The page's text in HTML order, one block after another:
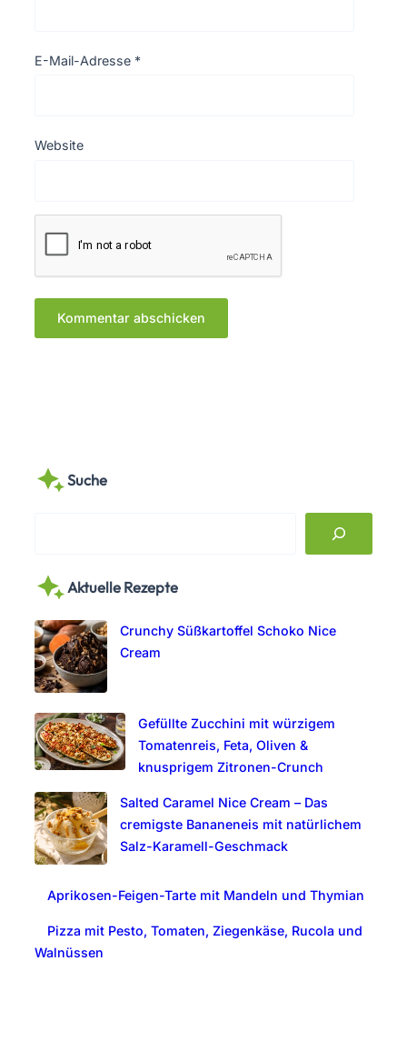
E-Mail-Adresse *
Website
Suche
r
h
Aktuelle Rezepte
Crunchy Süßkartoffel Schoko Nice
Cream
Gefüllte Zucchini mit würzigem
Tomatenreis, Feta, Oliven &
knusprigem Zitronen-Crunch
Salted Caramel Nice Cream – Das
cremigste Bananeneis mit natürlichem
Salz-Karamell-Geschmack
Aprikosen-Feigen-Tarte mit Mandeln und Thymian
Pizza mit Pesto, Tomaten, Ziegenkäse, Rucola und
Walnüssen